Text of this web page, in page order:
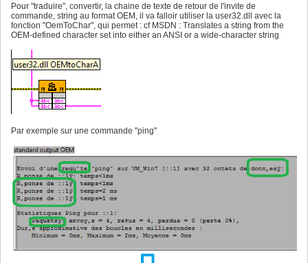
Pour "traduire", convertir, la chaine de texte de retour de l'invite de
commande, string au format OEM, il va falloir utiliser la user32.dll avec la
fonction "OemToChar", qui permet : cf MSDN : Translates a string from the
OEM-defined character set into either an ANSI or a wide-character string
Par exemple sur une commande "ping"